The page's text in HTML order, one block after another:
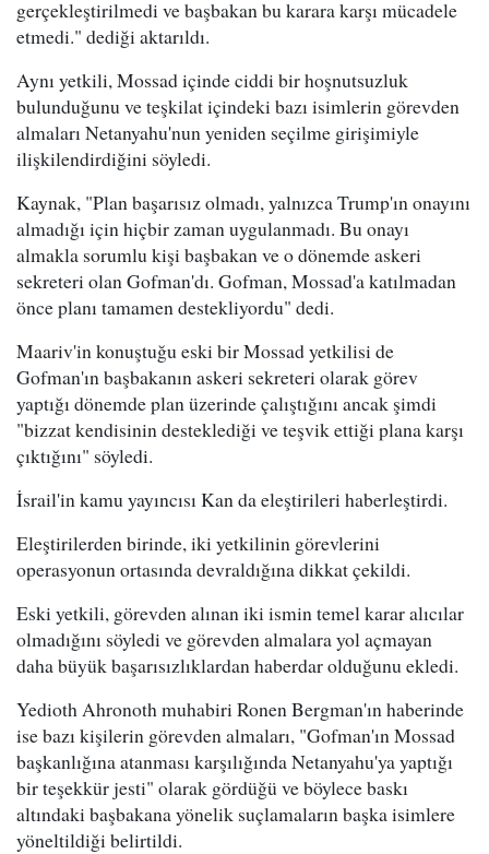
gerçekleştirilmedi ve başbakan bu karara karşı mücadele
etmedi." dediği aktarıldı.
Aynı yetkili, Mossad içinde ciddi bir hoşnutsuzluk
bulunduğunu ve teşkilat içindeki bazı isimlerin görevden
almaları Netanyahu'nun yeniden seçilme girişimiyle
ilişkilendirdiğini söyledi.
Kaynak, "Plan başarısız olmadı, yalnızca Trump'ın onayını
almadığı için hiçbir zaman uygulanmadı. Bu onayı
almakla sorumlu kişi başbakan ve o dönemde askeri
sekreteri olan Gofman'dı. Gofman, Mossad'a katılmadan
önce planı tamamen destekliyordu" dedi.
Maariv'in konuştuğu eski bir Mossad yetkilisi de
Gofman'ın başbakanın askeri sekreteri olarak görev
yaptığı dönemde plan üzerinde çalıştığını ancak şimdi
"bizzat kendisinin desteklediği ve teşvik ettiği plana karşı
çıktığını" söyledi.
İsrail'in kamu yayıncısı Kan da eleştirileri haberleştirdi.
Eleştirilerden birinde, iki yetkilinin görevlerini
operasyonun ortasında devraldığına dikkat çekildi.
Eski yetkili, görevden alınan iki ismin temel karar alıcılar
olmadığını söyledi ve görevden almalara yol açmayan
daha büyük başarısızlıklardan haberdar olduğunu ekledi.
Yedioth Ahronoth muhabiri Ronen Bergman'ın haberinde
ise bazı kişilerin görevden almaları, "Gofman'ın Mossad
başkanlığına atanması karşılığında Netanyahu'ya yaptığı
bir teşekkür jesti" olarak gördüğü ve böylece baskı
altındaki başbakana yönelik suçlamaların başka isimlere
yöneltildiği belirtildi.